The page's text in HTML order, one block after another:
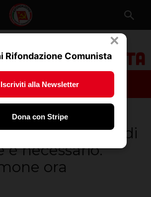
Tassare
le grandi
è necessario.
ora
×
Rifondazione Comunista
Iscriviti alla Newsletter
Dona con Stripe